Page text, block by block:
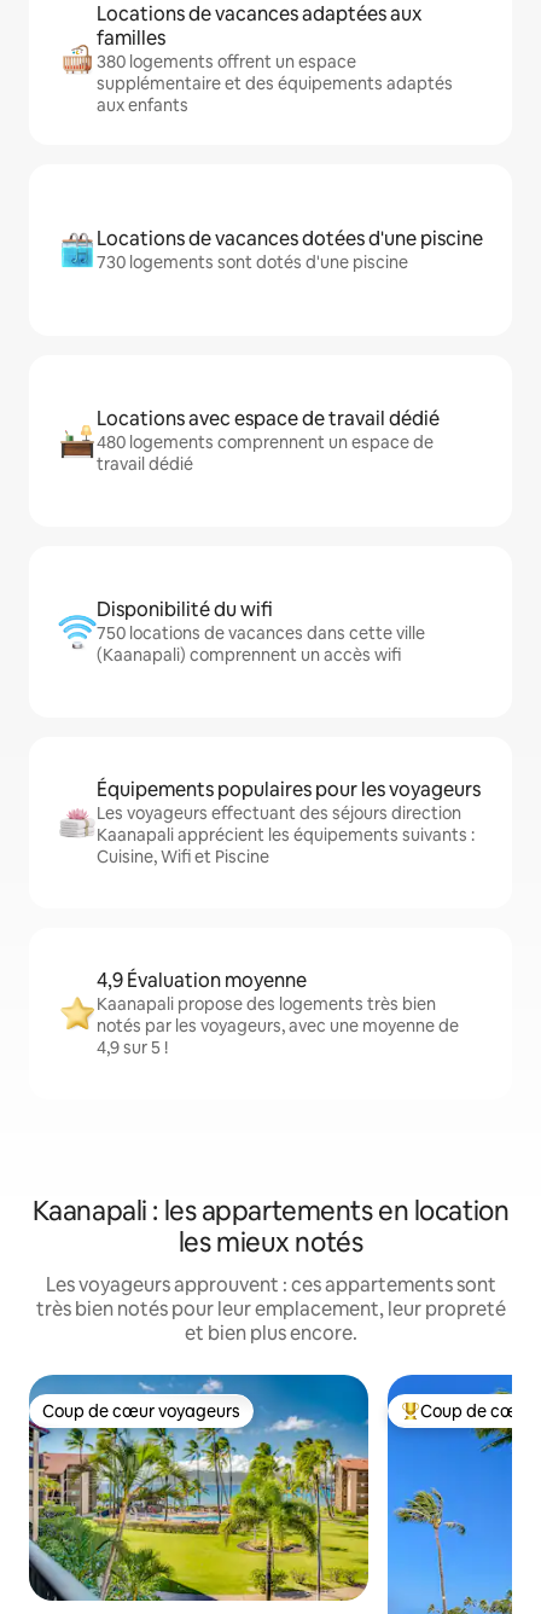
Locations de vacances adaptées aux
familles
380 logements offrent un espace
supplémentaire et des équipements adaptés
aux enfants
Locations de vacances dotées d'une piscine
730 logements sont dotés d'une piscine
Locations avec espace de travail dédié
480 logements comprennent un espace de
travail dédié
Disponibilité du wifi
750 locations de vacances dans cette ville
(Kaanapali) comprennent un accès wifi
Équipements populaires pour les voyageurs
Les voyageurs effectuant des séjours direction
Kaanapali apprécient les équipements suivants :
Cuisine, Wifi et Piscine
4,9 Évaluation moyenne
Kaanapali propose des logements très bien
notés par les voyageurs, avec une moyenne de
4,9 sur 5 !
Kaanapali : les appartements en location
les mieux notés
Les voyageurs approuvent : ces appartements sont
très bien notés pour leur emplacement, leur propreté
et bien plus encore.
Coup de cœur voyageurs
Coup de cœur voyageurs Coups de cœur
Coup de cœur